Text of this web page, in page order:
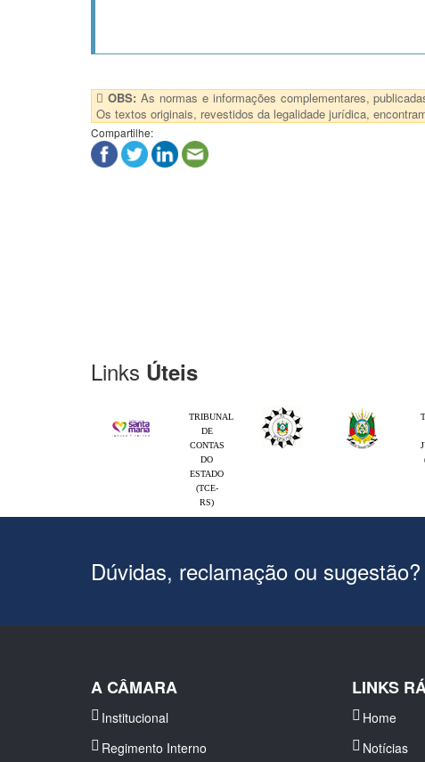
OBS: As normas e informações complementares,
Os textos originais, revestidos da legalidade jurídica,
Compartilhe:
Links Úteis
TRIBUNAL
DE
CONTAS
DO
ESTADO
(TCE-
RS)
Dúvidas, reclamação ou sugestão?
A CÂMARA
Institucional
Regimento Interno
LINKS
Home
Notícias